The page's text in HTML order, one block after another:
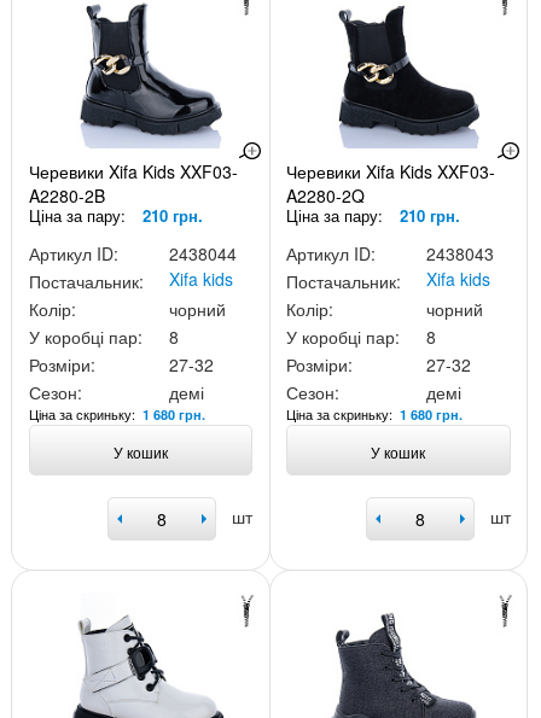
Черевики Xifa Kids XXF03-
A2280-2B
Ціна за пару: 210 грн.
Артикул ID:
2438044
Постачальник:
Xifa kids
Колір:
чорний
У коробці пар:
8
Розміри:
27-32
Сезон:
демі
Ціна за скриньку: 1 680 грн.
У кошик
шт
Черевики Xifa Kids XXF03-
A2280-2Q
Ціна за пару: 210 грн.
Артикул ID:
2438043
Постачальник:
Xifa kids
Колір:
чорний
У коробці пар:
8
Розміри:
27-32
Сезон:
демі
Ціна за скриньку:1 680 грн.
У кошик
шт